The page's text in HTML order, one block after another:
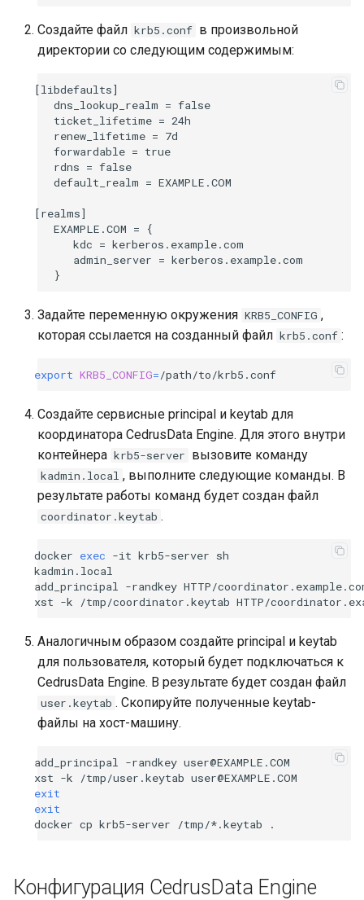
Создайте файл krb5.conf в произвольной
директории со следующим содержимым:
[libdefaults]
   dns_lookup_realm = false
   ticket_lifetime = 24h
   renew_lifetime = 7d
   forwardable = true
   rdns = false
   default_realm = EXAMPLE.COM
[realms]
   EXAMPLE.COM = {
      kdc = kerberos.example.com
      admin_server = kerberos.example.com
Задайте переменную окружения KRB5_CONFIG ,
которая ссылается на созданный файл krb5.conf :
export KRB5_CONFIG=
Создайте сервисные principal и keytab для
координатора CedrusData Engine. Для этого внутри
контейнера krb5-server вызовите команду
kadmin.local , выполните следующие команды. В
результате работы команд будет создан файл
coordinator.keytab .
docker exec -it krb5-server sh
kadmin.local
add_principal
-randkey HTTP/
xst -k /tmp/coordinator.keytab
Аналогичным образом создайте principal и keytab
для пользователя, который будет подключаться к
CedrusData Engine. В результате будет создан файл
user.keytab . Скопируйте полученные keytab-
файлы на хост-машину.
add_principal -randkey user@EXAMPLE.COM
xst -k /tmp/user.keytab
exit
exit
docker cp krb5-server /tmp/*.keytab
Конфигурация CedrusData Engine